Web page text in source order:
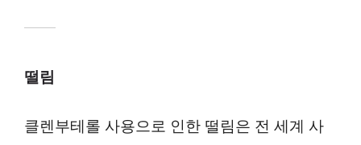
떨림
클렌부테롤 사용으로 인한 떨림은 전 세계 사